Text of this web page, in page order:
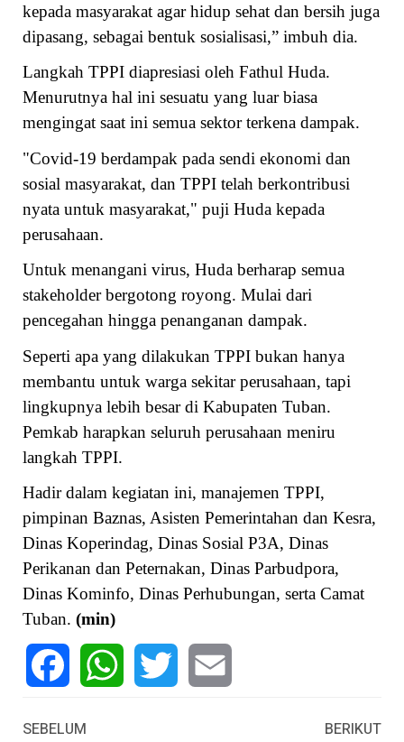
kepada masyarakat agar hidup sehat dan bersih juga
dipasang, sebagai bentuk sosialisasi,” imbuh dia.
Langkah TPPI diapresiasi oleh Fathul Huda.
Menurutnya hal ini sesuatu yang luar biasa
mengingat saat ini semua sektor terkena dampak.
"Covid-19 berdampak pada sendi ekonomi dan
sosial masyarakat, dan TPPI telah berkontribusi
nyata untuk masyarakat," puji Huda kepada
perusahaan.
Untuk menangani virus, Huda berharap semua
stakeholder bergotong royong. Mulai dari
pencegahan hingga penanganan dampak.
Seperti apa yang dilakukan TPPI bukan hanya
membantu untuk warga sekitar perusahaan, tapi
lingkupnya lebih besar di Kabupaten Tuban.
Pemkab harapkan seluruh perusahaan meniru
langkah TPPI.
Hadir dalam kegiatan ini, manajemen TPPI,
pimpinan Baznas, Asisten Pemerintahan dan Kesra,
Dinas Koperindag, Dinas Sosial P3A, Dinas
Perikanan dan Peternakan, Dinas Parbudpora,
Dinas Kominfo, Dinas Perhubungan, serta Camat
Tuban. (min)
SEBELUM
BERIKUT